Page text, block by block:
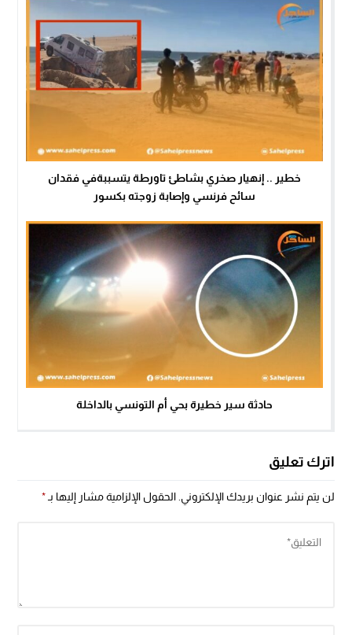
خطير .. إنهيار صخري بشاطئ تاورطة يتسببةفي فقدان
سائح فرنسي وإصابة زوجته بكسور
حادثة سير خطيرة بحي أم التونسي بالداخلة
اترك تعليق
لن يتم نشر عنوان بريدك الإلكتروني. الحقول الإلزامية مشار إليها بـ*